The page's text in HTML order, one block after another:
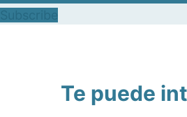
Te puede